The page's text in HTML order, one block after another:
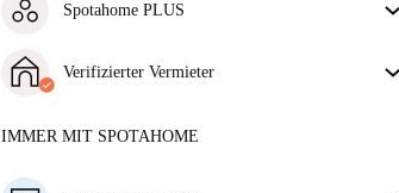
sicherzustellen, dass du genau das bekommst, was du
Mehr über die Verifizierung
Spotahome PLUS
indem Zugang zu höchsten Sicherheitsstandards und
zusätzlicher Unterstützung während der Mietdauer
Verifizierter Vermieter
Mehr über diesen Vermieter
IMMER MIT SPOTAHOME